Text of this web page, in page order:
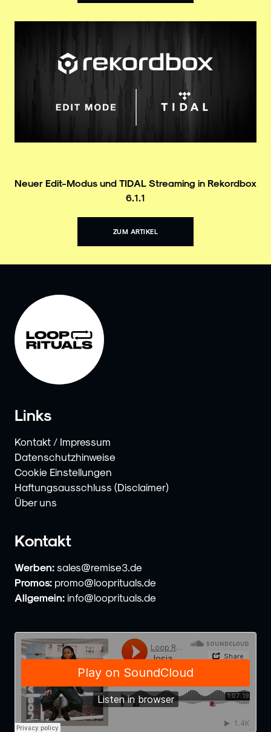
Neuer Edit-Modus und TIDAL Streaming in Rekordbox
6.1.1
ZUM ARTIKEL
Links
Kontakt / Impressum
Datenschutzhinweise
Cookie Einstellungen
Haftungsausschluss (Disclaimer)
Über uns
Kontakt
Werben: sales@remise3.de
Promos: promo@looprituals.de
Allgemein: info@looprituals.de